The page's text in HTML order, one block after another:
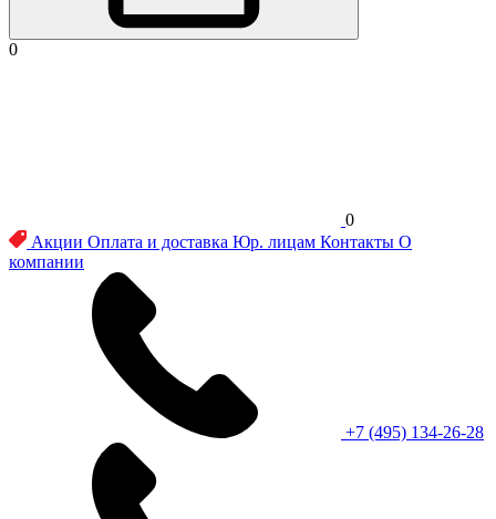
0
0
Акции Оплата и доставка Юр. лицам Контакты О
компании
+7 (495) 134-26-28